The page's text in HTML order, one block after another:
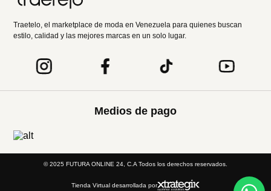
Traetelo, el marketplace de moda en Venezuela para quienes buscan
estilo, calidad y las mejores marcas en un solo lugar.
Medios de pago
© 2025 FUTURA ONLINE 24, C.A Todos los derechos reservados.
Tienda Virtual desarrollada por